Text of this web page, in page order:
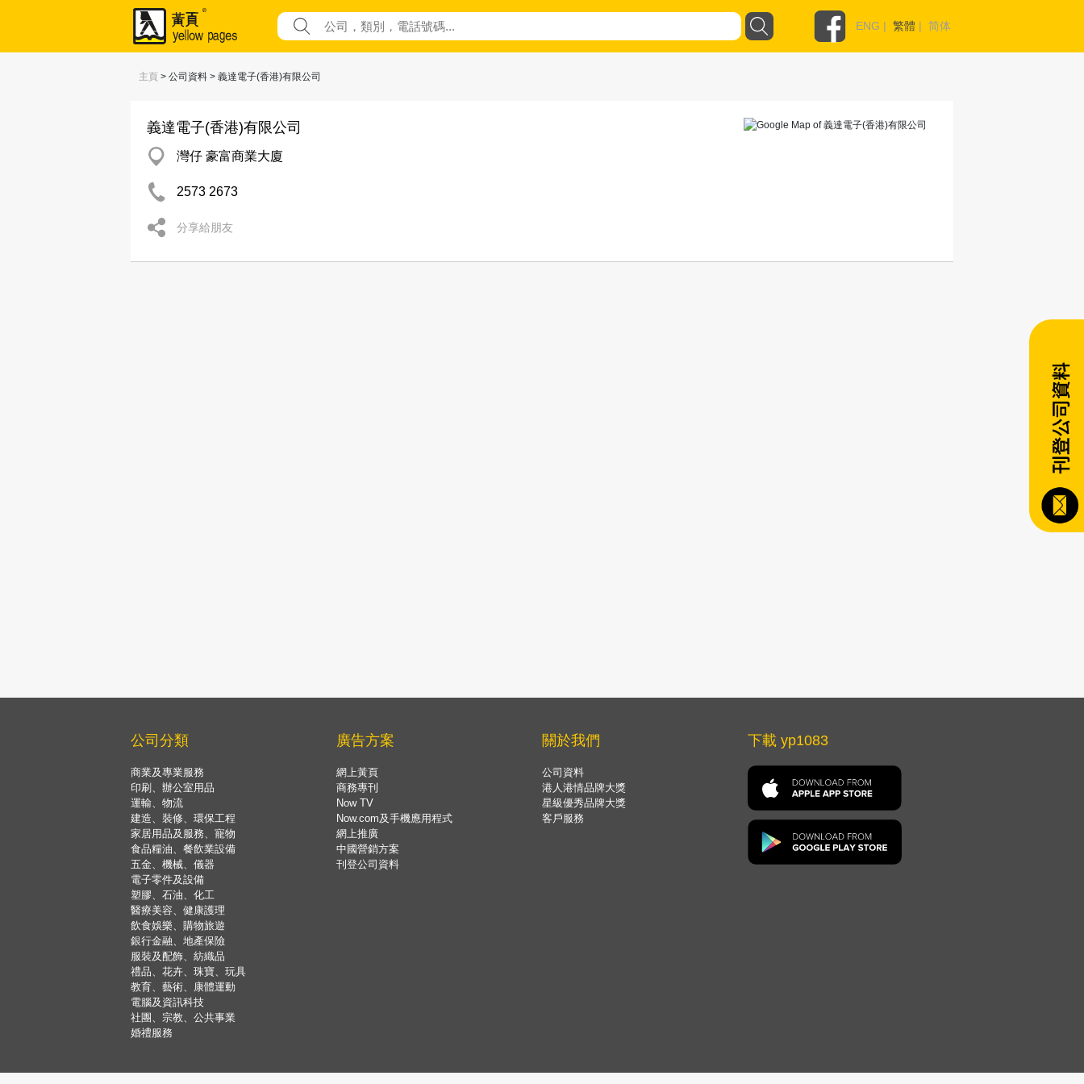
ENG | 繁體 | 简体
主頁 > 公司資料 > 義達電子(香港)有限公司
義達電子(香港)有限公司
灣仔 豪富商業大廈
2573 2673
分享給朋友
公司分類
商業及專業服務
印刷、辦公室用品
運輸、物流
建造、裝修、環保工程
家居用品及服務、寵物
食品糧油、餐飲業設備
五金、機械、儀器
電子零件及設備
塑膠、石油、化工
醫療美容、健康護理
飲食娛樂、購物旅遊
銀行金融、地產保險
服裝及配飾、紡織品
禮品、花卉、珠寶、玩具
教育、藝術、康體運動
電腦及資訊科技
社團、宗教、公共事業
婚禮服務
廣告方案
網上黃頁
商務專刊
Now TV
Now.com及手機應用程式
網上推廣
中國營銷方案
刊登公司資料
關於我們
公司資料
港人港情品牌大獎
星級優秀品牌大獎
客戶服務
下載 yp1083